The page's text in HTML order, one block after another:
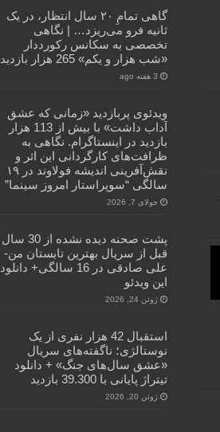
گاهی تمامِ ۲۰ سال انتظار، در یک
ثانیه فرو می‌ریزد… | نگاهی
تخصصی به سکانس رکورددار
«شب هزار و یکم» 265 هزار بازدید
3 هفته ago
ویدئوی پربازدید «زمانی که عشق
آداب داشت» با بیش از 113 هزار
بازدید در اینستاگرام. نگاهی به
ظرافت‌های کارگردانی این اثر و
نقش‌آفرینی اندیشه فولاوند در ۱۹
سالگی “سوپراستار امروز سینما”
جولای 7, 2026
پشت صحنه دیده نشده از 30 سال
قبل از سریال بهترین تابستان من-
علی صادقی در 16 سالگی+ دانلود
این ویدئو
ژوئن 24, 2026
استقبال 42 هزار نفری از یک
نوستالژی؛ ناگفته‌های سریال
«عشق سال‌های جنگ» + دانلود
تیتراژ پایانی با 39.300 بازدید
ژوئن 20, 2026